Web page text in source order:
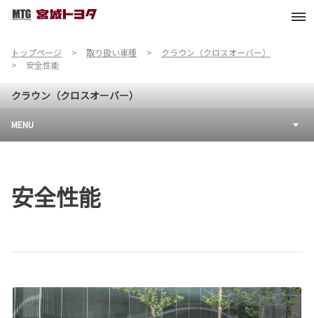
トップページ 取り扱い車種
クラウン（クロスオーバー）
安全性能
クラウン（クロスオーバー）
MENU
安全性能